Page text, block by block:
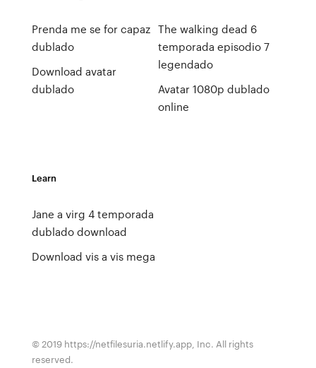
Prenda me se for capaz
dublado
Download avatar
dublado
The walking dead 6
temporada episodio 7
legendado
Avatar 1080p dublado
online
Learn
Jane a virg 4 temporada
dublado download
Download vis a vis mega
© 2019 https://netfilesuria.netlify.app, Inc. All rights
reserved.